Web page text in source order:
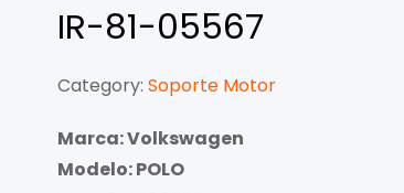
IR-81-05567
Category: Soporte Motor
Marca: Volkswagen
Modelo: POLO